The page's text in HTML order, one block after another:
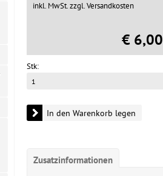
inkl. MwSt.zzgl. Versandkosten
€ 6,00
Stk:
In den Warenkorb legen
Zusatzinformationen